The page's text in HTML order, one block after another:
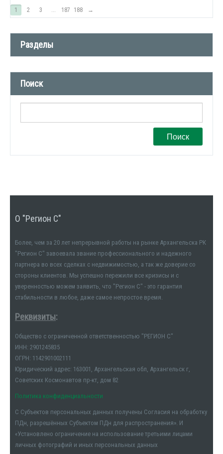
1 2 3 ... 187 188 →
Разделы
Новости компании (509)
СМИ о нас (1)
Поиск
Поиск
О "Регион С"
Более, чем за 20 лет непрерывной работы на рынке Архангельска РК
"Регион С" завоевала звание профессионального и надежного
партнера во всех сделках с недвижимостью, а так же доверие со
стороны клиентов. Мы успешно пережили все кризисы и с
уверенностью можем заявить, что "Регион С" - это гарантия
стабильности в любое, даже самое непростое время.
Реквизиты:
Общество с ограниченной ответственностью "РЕГИОН С"
ИНН: 2901245835
ОГРН: 1142901002111
Юридический адрес: 163001, Архангельская обл, Архангельск г,
Советских Космонавтов пр-кт, дом 82
Политика конфиденциальности
С Субъектов персональных данных получены Согласия на обработку
ПДн, разрешённых Субъектом ПДн для распространения». И
«Установлено ограничение на использование третьими лицами
личных фотографий и иных персональных данных